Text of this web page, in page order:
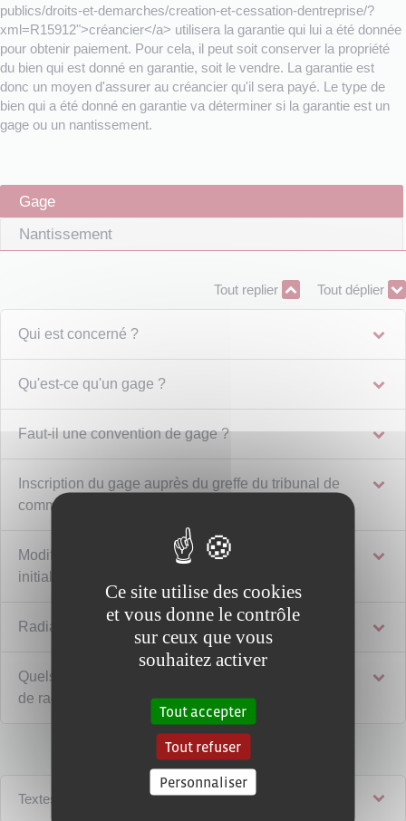
publics/droits-et-demarches/creation-et-cessation-dentreprise/?
xml=R15912">créancier</a> utilisera la garantie qui lui a été donnée
pour obtenir paiement. Pour cela, il peut soit conserver la propriété
du bien qui est donné en garantie, soit le vendre. La garantie est
donc un moyen d'assurer au créancier qu'il sera payé. Le type de
bien qui a été donné en garantie va déterminer si la garantie est un
gage ou un nantissement.
Gage
Nantissement
Tout replier Tout déplier
Qui est concerné ?
Qu'est-ce qu'un gage ?
Faut-il une convention de gage ?
Inscription du gage auprès du greffe du tribunal de
commerce
Modification et renouvellement d'une inscription
initiale
Radiation
Quels sont les tarifs d'inscription, de modification et
de radiation de gages ?
Textes de référence
Ce site utilise des cookies
et vous donne le contrôle
sur ceux que vous
souhaitez activer
Tout accepter
Tout refuser
Personnaliser